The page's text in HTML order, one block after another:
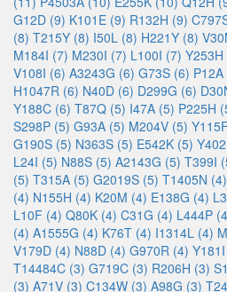
G12D (9) K101E (9) R132H (9)
(8) T215Y (8) I50L (8) H221Y (8)
M184I (7) M230I (7) L100I (7) Y253H
V108I (6) A3243G (6) G73S (6) P12A
H1047R (6) N40D (6) D299G (6)
Y188C (6) T87Q (5) I47A (5) P225H
S298P (5) G93A (5) M204V (5)
G190S (5) N363S (5) E542K (5)
L24I (5) N88S (5) A2143G (5) T399I
(5) T315A (5) G2019S (5) T1405N (4)
(4) N155H (4) K20M (4) E138G (4)
L10F (4) Q80K (4) C31G (4) L444P
(4) A1555G (4) K76T (4) I1314L (4)
V179D (4) N88D (4) G970R (4)
T14484C (3) G719C (3) R206H (3)
(3) A71V (3) C134W (3) A98G (3)